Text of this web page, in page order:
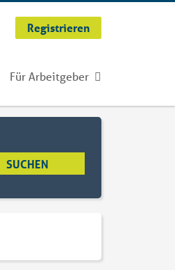
Registrieren
Für Arbeitgeber